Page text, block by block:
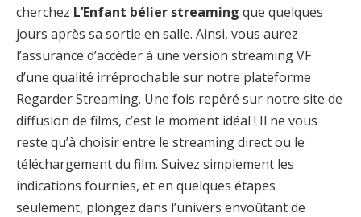
cherchez L’Enfant bélier streaming que quelques
jours après sa sortie en salle. Ainsi, vous aurez
l’assurance d’accéder à une version streaming VF
d’une qualité irréprochable sur notre plateforme
Regarder Streaming. Une fois repéré sur notre site de
diffusion de films, c’est le moment idéal ! Il ne vous
reste qu’à choisir entre le streaming direct ou le
téléchargement du film. Suivez simplement les
indications fournies, et en quelques étapes
seulement, plongez dans l’univers envoûtant de